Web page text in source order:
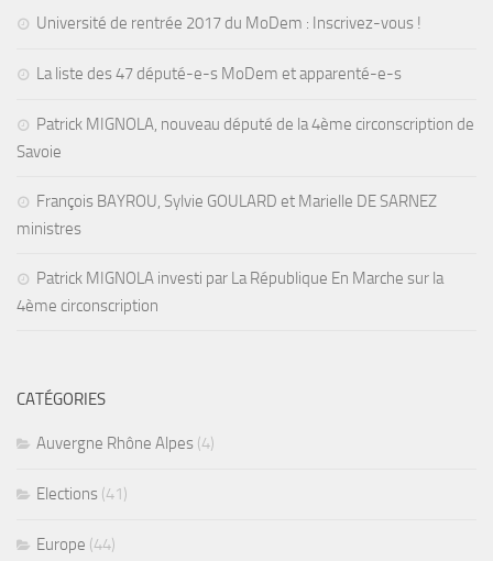
Université de rentrée 2017 du MoDem : Inscrivez-vous !
La liste des 47 député-e-s MoDem et apparenté-e-s
Patrick MIGNOLA, nouveau député de la 4ème circonscription de
Savoie
François BAYROU, Sylvie GOULARD et Marielle DE SARNEZ
ministres
Patrick MIGNOLA investi par La République En Marche sur la
4ème circonscription
CATÉGORIES
Auvergne Rhône Alpes (4)
Elections (41)
Europe (44)